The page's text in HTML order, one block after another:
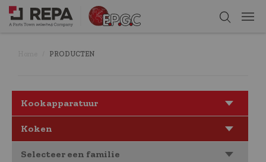
PRODUCTEN
Kookapparatuur
Koken
Selecteer een familie